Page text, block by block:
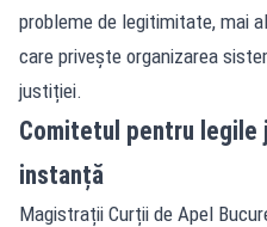
probleme de legitimitate, mai
care privește organizarea
justiției.
Comitetul pentru
instanță
Magistrații Curții de Apel